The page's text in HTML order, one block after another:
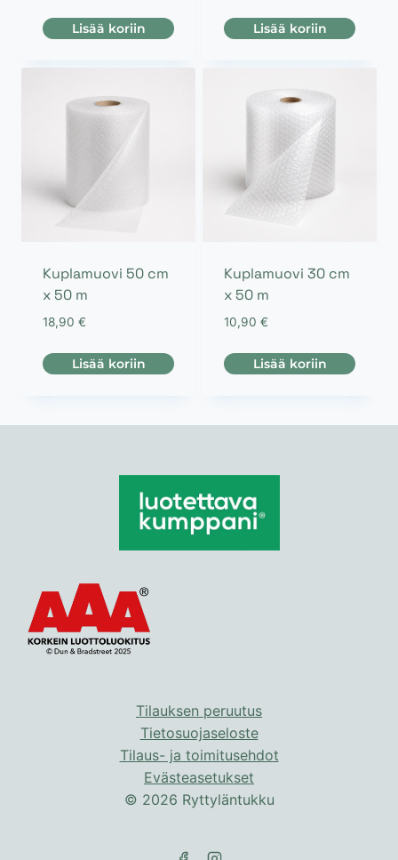
Lisää koriin Lisää koriin
Kuplamuovi 50 cm
x 50 m
18,90 €
Lisää koriin
Kuplamuovi 30 cm
x 50 m
10,90 €
Lisää koriin
Tilauksen peruutus
Tietosuojaseloste
Tilaus- ja toimitusehdot
Evästeasetukset
© 2026 Ryttyläntukku